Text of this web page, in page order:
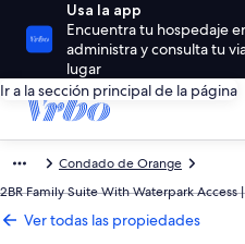
Usa la app
Encuentra tu hospedaje
administra y consulta tu
lugar
Ir a la sección principal de la página
Condado de Orange
2BR Family Suite With Waterpark Access
Ver todas las propiedades